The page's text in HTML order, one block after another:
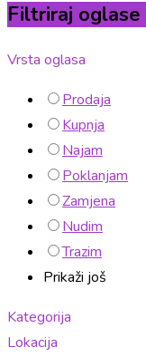
Filtriraj oglase
Vrsta oglasa
Prodaja
Kupnja
Najam
Poklanjam
Zamjena
Nudim
Trazim
Prikaži još
Kategorija
Lokacija